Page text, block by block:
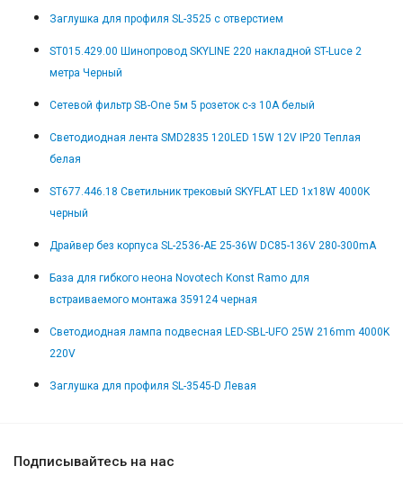
Заглушка для профиля SL-3525 с отверстием
ST015.429.00 Шинопровод SKYLINE 220 накладной ST-Luce 2
метра Черный
Сетевой фильтр SB-One 5м 5 розеток с-з 10А белый
Светодиодная лента SMD2835 120LED 15W 12V IP20 Теплая
белая
ST677.446.18 Светильник трековый SKYFLAT LED 1х18W 4000K
черный
Драйвер без корпуса SL-2536-AE 25-36W DC85-136V 280-300mA
База для гибкого неона Novotech Konst Ramo для
встраиваемого монтажа 359124 черная
Светодиодная лампа подвесная LED-SBL-UFO 25W 216mm 4000K
220V
Заглушка для профиля SL-3545-D Левая
Подписывайтесь на нас